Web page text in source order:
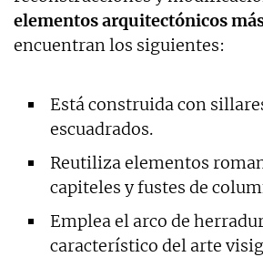
elementos arquitectónicos
encuentran los siguientes:
Está construida con
escuadrados.
Reutiliza elementos
capiteles y fustes de
Emplea el arco de
característico del arte